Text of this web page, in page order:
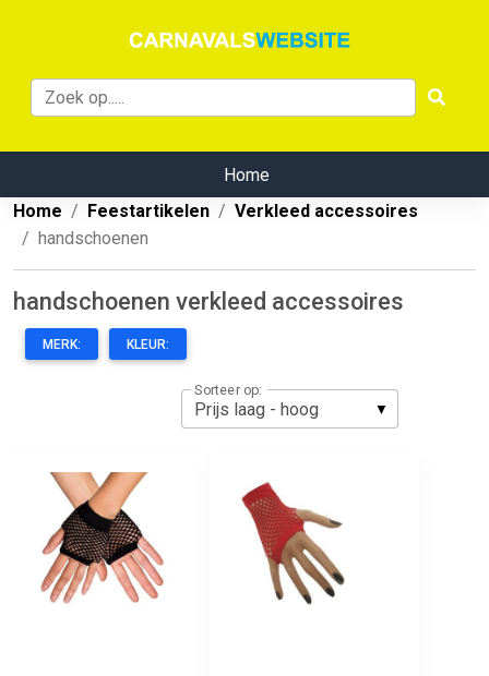
Home
Home
Feestartikelen
Verkleed accessoires
handschoenen
handschoenen verkleed accessoires
MERK: KLEUR:
Sorteer op: